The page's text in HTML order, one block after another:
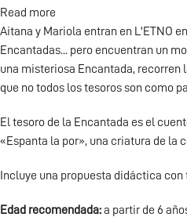
Read more
El
tresor
de
l’Encantada
Aitana y Mariola entran en L'ETNO
Encantadas... pero encuentran un
una misteriosa Encantada, recorren
que no todos los tesoros son como
El tesoro de la Encantada es el
«Espanta la por», una criatura de la
Incluye una propuesta didáctica
Edad recomendada:a partir de 6